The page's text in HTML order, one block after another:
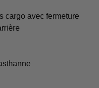
cargo avec fermeture